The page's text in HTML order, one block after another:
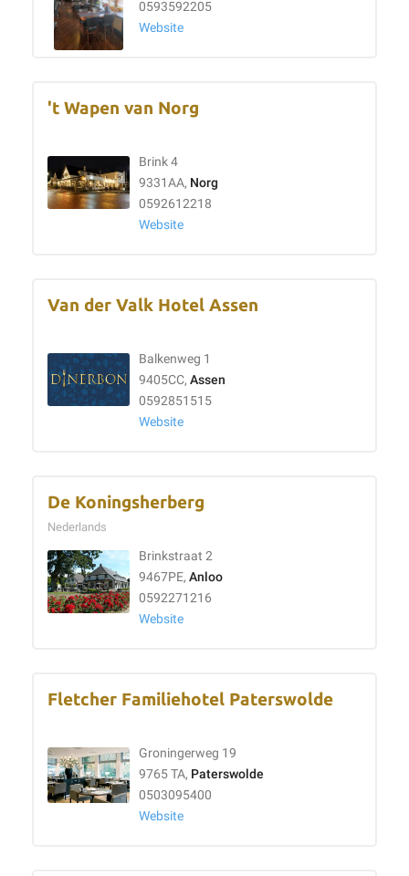
0593592205
Website
't Wapen van Norg
Brink 4
9331AA, Norg
0592612218
Website
Van der Valk Hotel Assen
Balkenweg 1
9405CC, Assen
0592851515
Website
De Koningsherberg
Nederlands
Brinkstraat 2
9467PE, Anloo
0592271216
Website
Fletcher Familiehotel Paterswolde
Groningerweg 19
9765 TA, Paterswolde
0503095400
Website